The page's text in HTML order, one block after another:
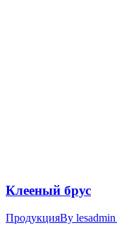
Клееный брус
ПродукцияBy lesadmin